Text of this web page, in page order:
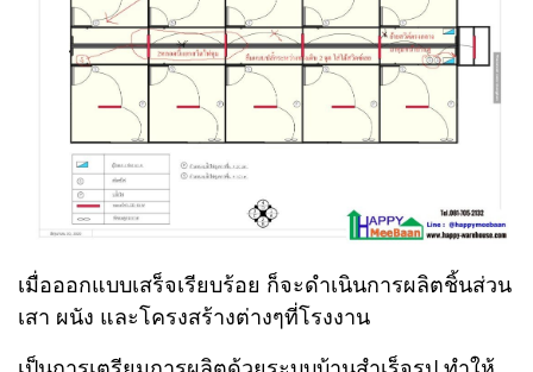
เมื่อออกแบบเสร็จเรียบร้อย ก็จะดำเนินการผลิตชิ้นส่วน
เสา ผนัง และโครงสร้างต่างๆที่โรงงาน